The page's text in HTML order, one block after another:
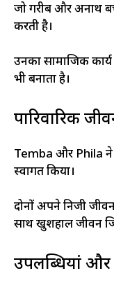
जो गरीब और अनाथ
करती है।
उनका सामाजिक
भी बनाता है।
पारिवारिक
Temba और Phila ने
स्वागत किया।
दोनों अपने निजी
साथ खुशहाल जीवन
उपलब्धियां और